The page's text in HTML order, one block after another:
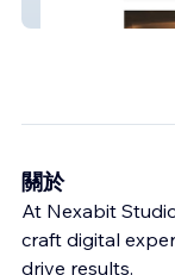
Premium Land
關於
At Nexabit
craft digital
drive results.